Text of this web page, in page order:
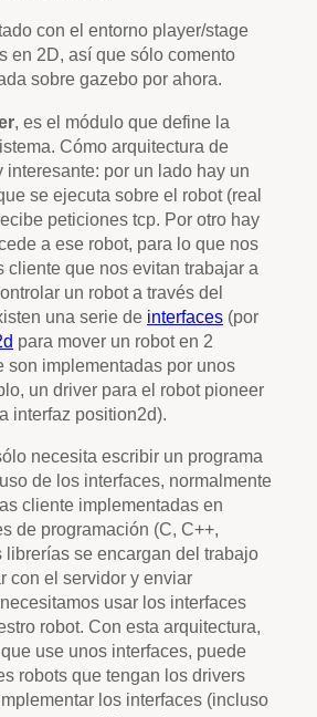
con el entorno player/stage
en 2D, así que sólo comento
sobre gazebo por ahora.
, es el módulo que define la
Cómo arquitectura de
interesante: por un lado hay un
se ejecuta sobre el robot (real
peticiones tcp. Por otro hay
a ese robot, para lo que nos
cliente que nos evitan trabajar a
un robot a través del
una serie de interfaces (por
para mover un robot en 2
son implementadas por unos
un driver para el robot pioneer
interfaz position2d).
necesita escribir un programa
de los interfaces, normalmente
cliente implementadas en
de programación (C, C++,
librerías se encargan del trabajo
con el servidor y enviar
usar los interfaces
robot. Con esta arquitectura,
use unos interfaces, puede
robots que tengan los drivers
los interfaces (incluso